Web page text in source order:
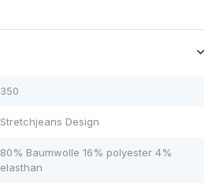
350
Stretchjeans Design
80% Baumwolle 16% polyester 4%
elasthan